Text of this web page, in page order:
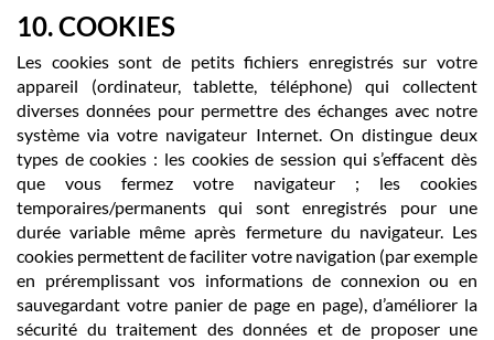
10. COOKIES
Les cookies sont de petits fichiers enregistrés sur votre
appareil (ordinateur, tablette, téléphone) qui collectent
diverses données pour permettre des échanges avec notre
système via votre navigateur Internet. On distingue deux
types de cookies : les cookies de session qui s’effacent dès
que vous fermez votre navigateur ; les cookies
temporaires/permanents qui sont enregistrés pour une
durée variable même après fermeture du navigateur. Les
cookies permettent de faciliter votre navigation (par exemple
en préremplissant vos informations de connexion ou en
sauvegardant votre panier de page en page), d’améliorer la
sécurité du traitement des données et de proposer une